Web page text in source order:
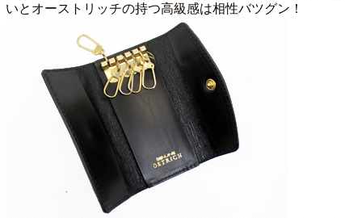
いとオーストリッチの持つ高級感は相性バツグン！